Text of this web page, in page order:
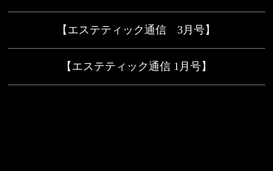
【エステティック通信 3月号】
【エステティック通信 1月号】